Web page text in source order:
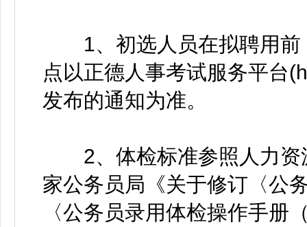
1、初选人员在拟聘用前
点以正德人事考试服务平台
发布的通知为准。
2、体检标准参照人力资
家公务员局《关于修订〈公
〈公务员录用体检操作手册